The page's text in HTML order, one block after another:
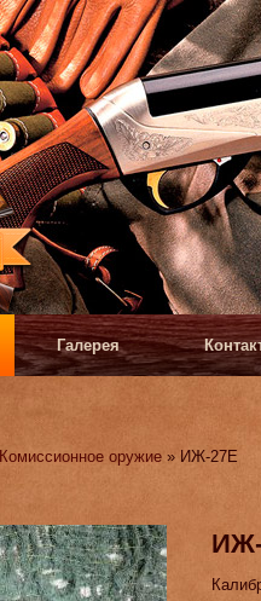
Галерея
Комиссионное оружие » ИЖ-27Е